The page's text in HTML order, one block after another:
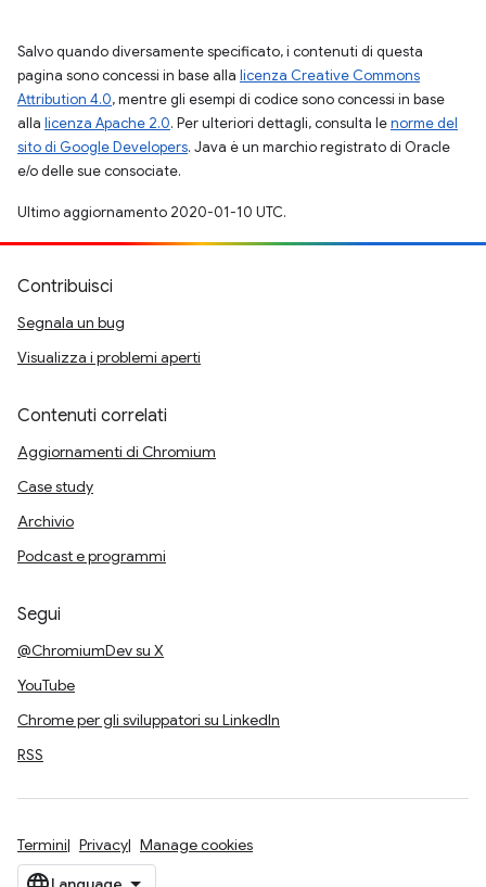
Salvo quando diversamente specificato, i contenuti di questa
pagina sono concessi in base alla licenza Creative Commons
Attribution 4.0, mentre gli esempi di codice sono concessi in base
alla licenza Apache 2.0. Per ulteriori dettagli, consulta lenorme del
sito di Google Developers. Java è un marchio registrato di Oracle
e/o delle sue consociate.
Ultimo aggiornamento 2020-01-10 UTC.
Contribuisci
Segnala un bug
Visualizza i problemi aperti
Contenuti correlati
Aggiornamenti di Chromium
Case study
Archivio
Podcast e programmi
Segui
@ChromiumDev su X
YouTube
Chrome per gli sviluppatori su LinkedIn
RSS
Termini Privacy Manage cookies